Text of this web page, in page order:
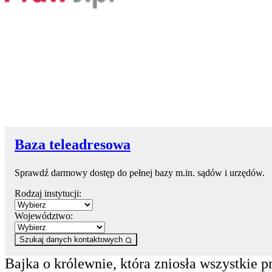
Baza teleadresowa
Sprawdź darmowy dostęp do pełnej bazy m.in. sądów i urzędów.
Rodzaj instytucji:
Województwo:
Szukaj danych kontaktowych
Bajka o królewnie, która zniosła wszystkie